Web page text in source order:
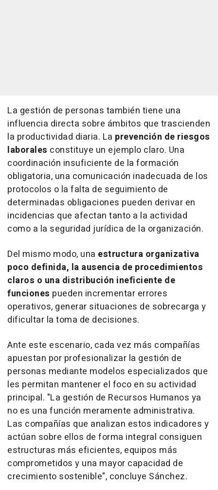
La gestión de personas también tiene una
influencia directa sobre ámbitos que trascienden
la productividad diaria. La prevención de riesgos
laborales constituye un ejemplo claro. Una
coordinación insuficiente de la formación
obligatoria, una comunicación inadecuada de los
protocolos o la falta de seguimiento de
determinadas obligaciones pueden derivar en
incidencias que afectan tanto a la actividad
como a la seguridad jurídica de la organización.
Del mismo modo, una estructura organizativa
poco definida, la ausencia de procedimientos
claros o una distribución ineficiente de
funciones pueden incrementar errores
operativos, generar situaciones de sobrecarga y
dificultar la toma de decisiones.
Ante este escenario, cada vez más compañías
apuestan por profesionalizar la gestión de
personas mediante modelos especializados que
les permitan mantener el foco en su actividad
principal. "La gestión de Recursos Humanos ya
no es una función meramente administrativa.
Las compañías que analizan estos indicadores y
actúan sobre ellos de forma integral consiguen
estructuras más eficientes, equipos más
comprometidos y una mayor capacidad de
crecimiento sostenible", concluye Sánchez.